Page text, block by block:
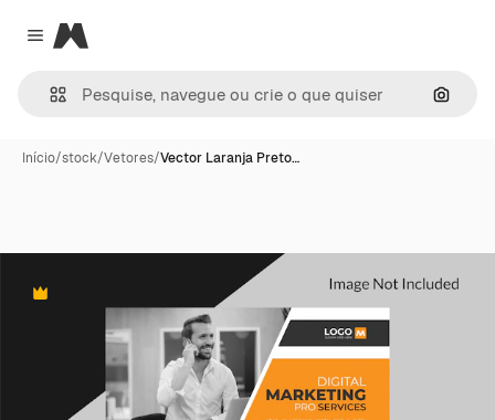
Close menu
Magnific
Início/stock/Vetores/Vector Laranja Preto…
Premium